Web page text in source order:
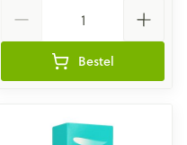
Bestel